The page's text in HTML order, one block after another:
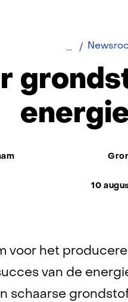
10
voor het
van de
schaarse